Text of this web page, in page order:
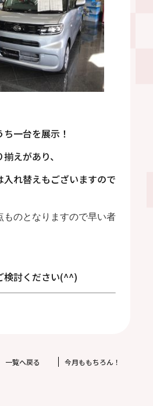
一台を展示！
えがあり、
入れ替えもございますので
ものとなりますので早い者
検討ください(^^)
一覧へ戻る 今月ももちろん！